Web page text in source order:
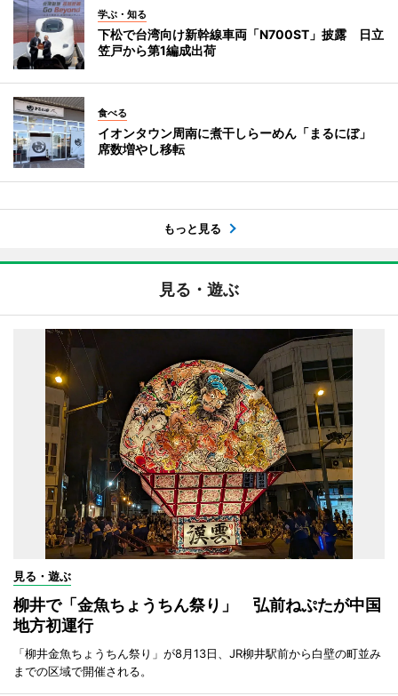
学ぶ・知る
下松で台湾向け新幹線車両「N700ST」披露 日立
笠戸から第1編成出荷
食べる
イオンタウン周南に煮干しらーめん「まるにぼ」
席数増やし移転
もっと見る
見る・遊ぶ
見る・遊ぶ
柳井で「金魚ちょうちん祭り」 弘前ねぷたが中国
地方初運行
「柳井金魚ちょうちん祭り」が8月13日、JR柳井駅前から白壁の町並み
までの区域で開催される。